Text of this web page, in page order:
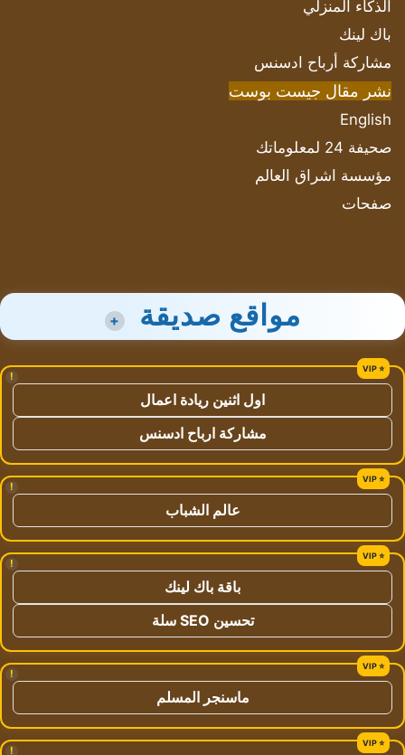
الذكاء المنزلي
باك لينك
مشاركة أرباح ادسنس
نشر مقال جيست بوست
English
صحيفة 24 لمعلوماتك
مؤسسة اشراق العالم
صفحات
مواقع صديقة +
!
اول اثنين ريادة اعمال
مشاركة ارباح ادسنس
!
عالم الشباب
!
باقة باك لينك
تحسين SEO سلة
!
ماسنجر المسلم
!